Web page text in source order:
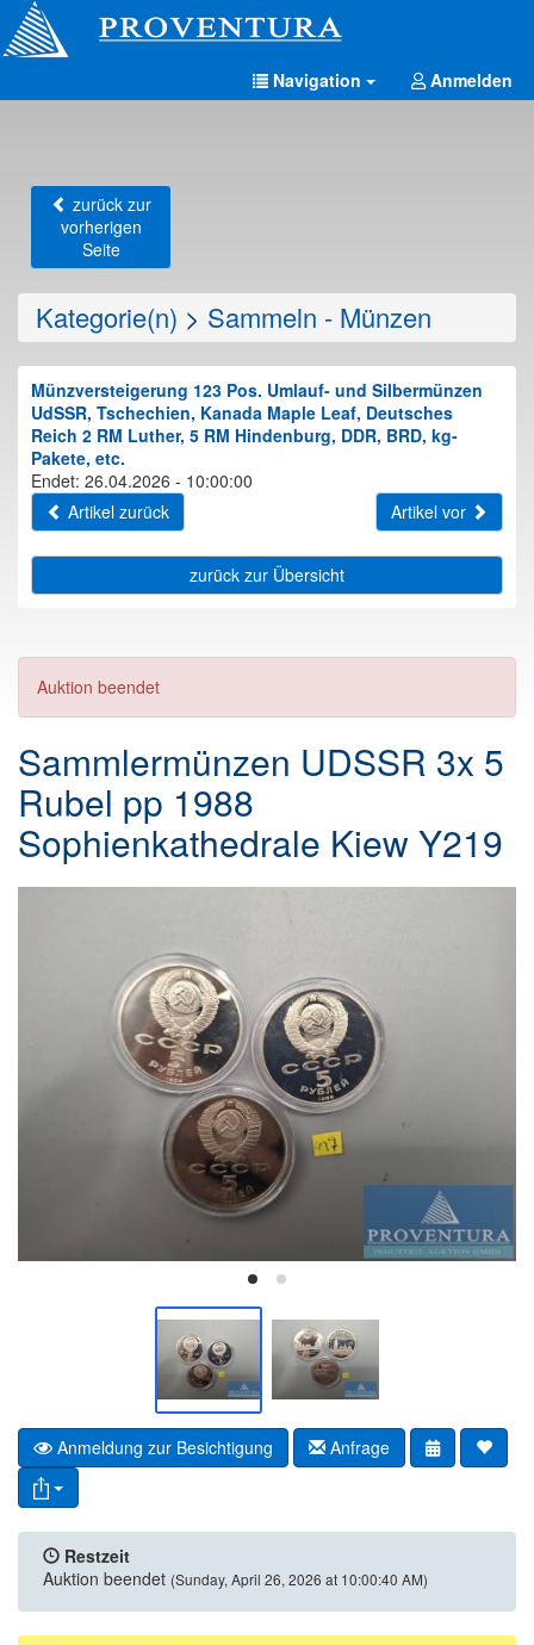
Navigation Anmelden
zurück zur
vorherigen
Seite
Kategorie(n) > Sammeln - Münzen
Münzversteigerung 123 Pos. Umlauf- und Silbermünzen
UdSSR, Tschechien, Kanada Maple Leaf, Deutsches
Reich 2 RM Luther, 5 RM Hindenburg, DDR, BRD, kg-
Pakete, etc.
Endet: 26.04.2026 - 10:00:00
Artikel zurück
Artikel vor
zurück zur Übersicht
Auktion beendet
Sammlermünzen UDSSR 3x 5
Rubel pp 1988
Sophienkathedrale Kiew Y219
Anmeldung zur Besichtigung Anfrage
Restzeit
Auktion beendet (Sunday, April 26, 2026 at 10:00:40 AM)